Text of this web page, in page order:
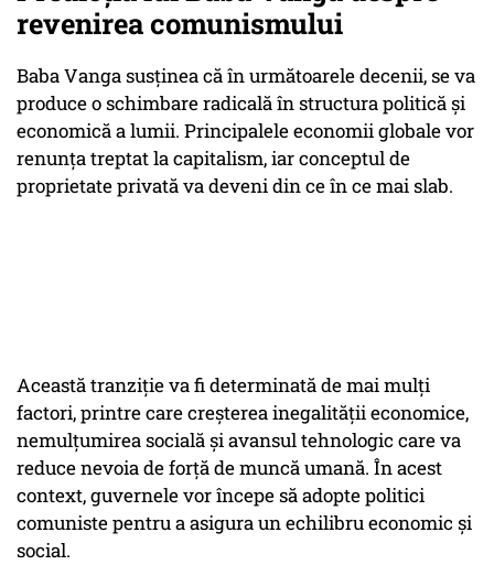
revenirea comunismului
Baba Vanga susținea că în următoarele decenii, se va
produce o schimbare radicală în structura politică și
economică a lumii. Principalele economii globale vor
renunța treptat la capitalism, iar conceptul de
proprietate privată va deveni din ce în ce mai slab.
Această tranziție va fi determinată de mai mulți
factori, printre care creșterea inegalității economice,
nemulțumirea socială și avansul tehnologic care va
reduce nevoia de forță de muncă umană. În acest
context, guvernele vor începe să adopte politici
comuniste pentru a asigura un echilibru economic și
social.